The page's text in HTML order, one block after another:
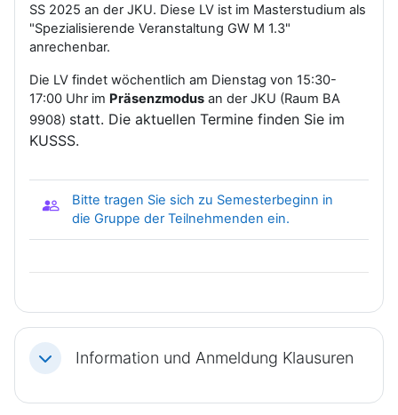
SS 2025 an der JKU. Diese LV ist im Masterstudium als
"Spezialisierende Veranstaltung GW M 1.3"
anrechenbar.
Die LV findet wöchentlich am Dienstag von 15:30-
17:00 Uhr im Präsenzmodus an der JKU (Raum BA
9908) statt. Die aktuellen Termine finden Sie im
KUSSS.
Bitte tragen Sie sich zu Semesterbeginn in
die Gruppe der Teilnehmenden ein.
EinklappenInformation und Anmeldung Klausuren